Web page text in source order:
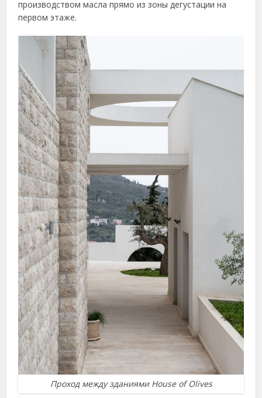
производством масла прямо из зоны дегустации на
первом этаже.
Проход между зданиями House of Olives